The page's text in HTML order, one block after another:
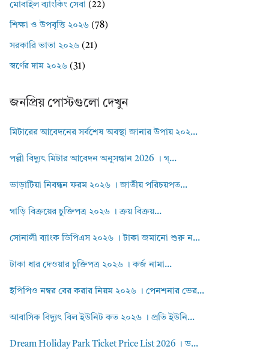
মোবাইল ব্যাংকিং সেবা (22)
শিক্ষা ও উপবৃত্তি ২০২৬ (78)
সরকারি ভাতা ২০২৬ (21)
স্বর্ণের দাম ২০২৬ (31)
জনপ্রিয় পোস্টগুলো দেখুন
মিটারের আবেদনের সর্বশেষ অবস্থা জানার উপায় ২০২...
পল্লী বিদ্যুৎ মিটার আবেদন অনুসন্ধান 2026 । গ্...
ভাড়াটিয়া নিবন্ধন ফরম ২০২৬ । জাতীয় পরিচয়পত...
গাড়ি বিক্রয়ের চুক্তিপত্র ২০২৬ । ক্রয় বিক্রয়...
সোনালী ব্যাংক ডিপিএস ২০২৬ । টাকা জমানো শুরু ন...
টাকা ধার দেওয়ার চুক্তিপত্র ২০২৬ । কর্জ নামা...
ইপিপিও নম্বর বের করার নিয়ম ২০২৬ । পেনশনার ভের...
আবাসিক বিদ্যুৎ বিল ইউনিট কত ২০২৬ । প্রতি ইউনি...
Dream Holiday Park Ticket Price List 2026 । ড...